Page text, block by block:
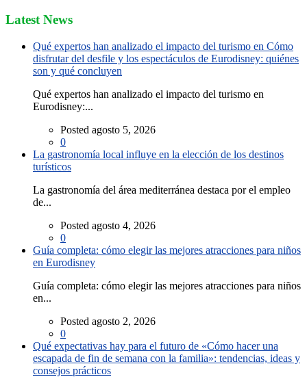
Latest News
Qué expertos han analizado el impacto del turismo en Cómo
disfrutar del desfile y los espectáculos de Eurodisney: quiénes
son y qué concluyen
Qué expertos han analizado el impacto del turismo en
Eurodisney:...
Posted agosto 5, 2026
0
La gastronomía local influye en la elección de los destinos
turísticos
La gastronomía del área mediterránea destaca por el empleo
de...
Posted agosto 4, 2026
0
Guía completa: cómo elegir las mejores atracciones para niños
en Eurodisney
Guía completa: cómo elegir las mejores atracciones para niños
en...
Posted agosto 2, 2026
0
Qué expectativas hay para el futuro de «Cómo hacer una
escapada de fin de semana con la familia»: tendencias, ideas y
consejos prácticos